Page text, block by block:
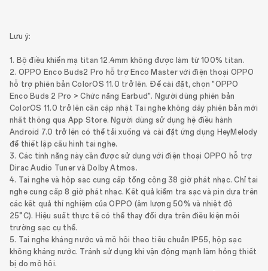
Lưu ý:
1. Bộ điều khiển mạ titan 12.4mm không được làm từ 100% titan.
2. OPPO Enco Buds2 Pro hỗ trợ Enco Master với điện thoại OPPO
hỗ trợ phiên bản ColorOS 11.0 trở lên. Để cài đặt, chọn "OPPO
Enco Buds 2 Pro > Chức năng Earbud". Người dùng phiên bản
ColorOS 11.0 trở lên cần cập nhật Tai nghe không dây phiên bản mới
nhất thông qua App Store. Người dùng sử dụng hệ điều hành
Android 7.0 trở lên có thể tải xuống và cài đặt ứng dụng HeyMelody
để thiết lập cấu hình tai nghe.
3. Các tính năng này cần được sử dụng với điện thoại OPPO hỗ trợ
Dirac Audio Tuner và Dolby Atmos.
4. Tai nghe và hộp sạc cung cấp tổng cộng 38 giờ phát nhạc. Chỉ tai
nghe cung cấp 8 giờ phát nhạc. Kết quả kiểm tra sạc và pin dựa trên
các kết quả thí nghiệm của OPPO (âm lượng 50% và nhiệt độ
25°C). Hiệu suất thực tế có thể thay đổi dựa trên điều kiện môi
trường sạc cụ thể.
5. Tai nghe kháng nước và mồ hôi theo tiêu chuẩn IP55, hộp sạc
không kháng nước. Tránh sử dụng khi vận động mạnh làm hỏng thiết
bị do mồ hôi.